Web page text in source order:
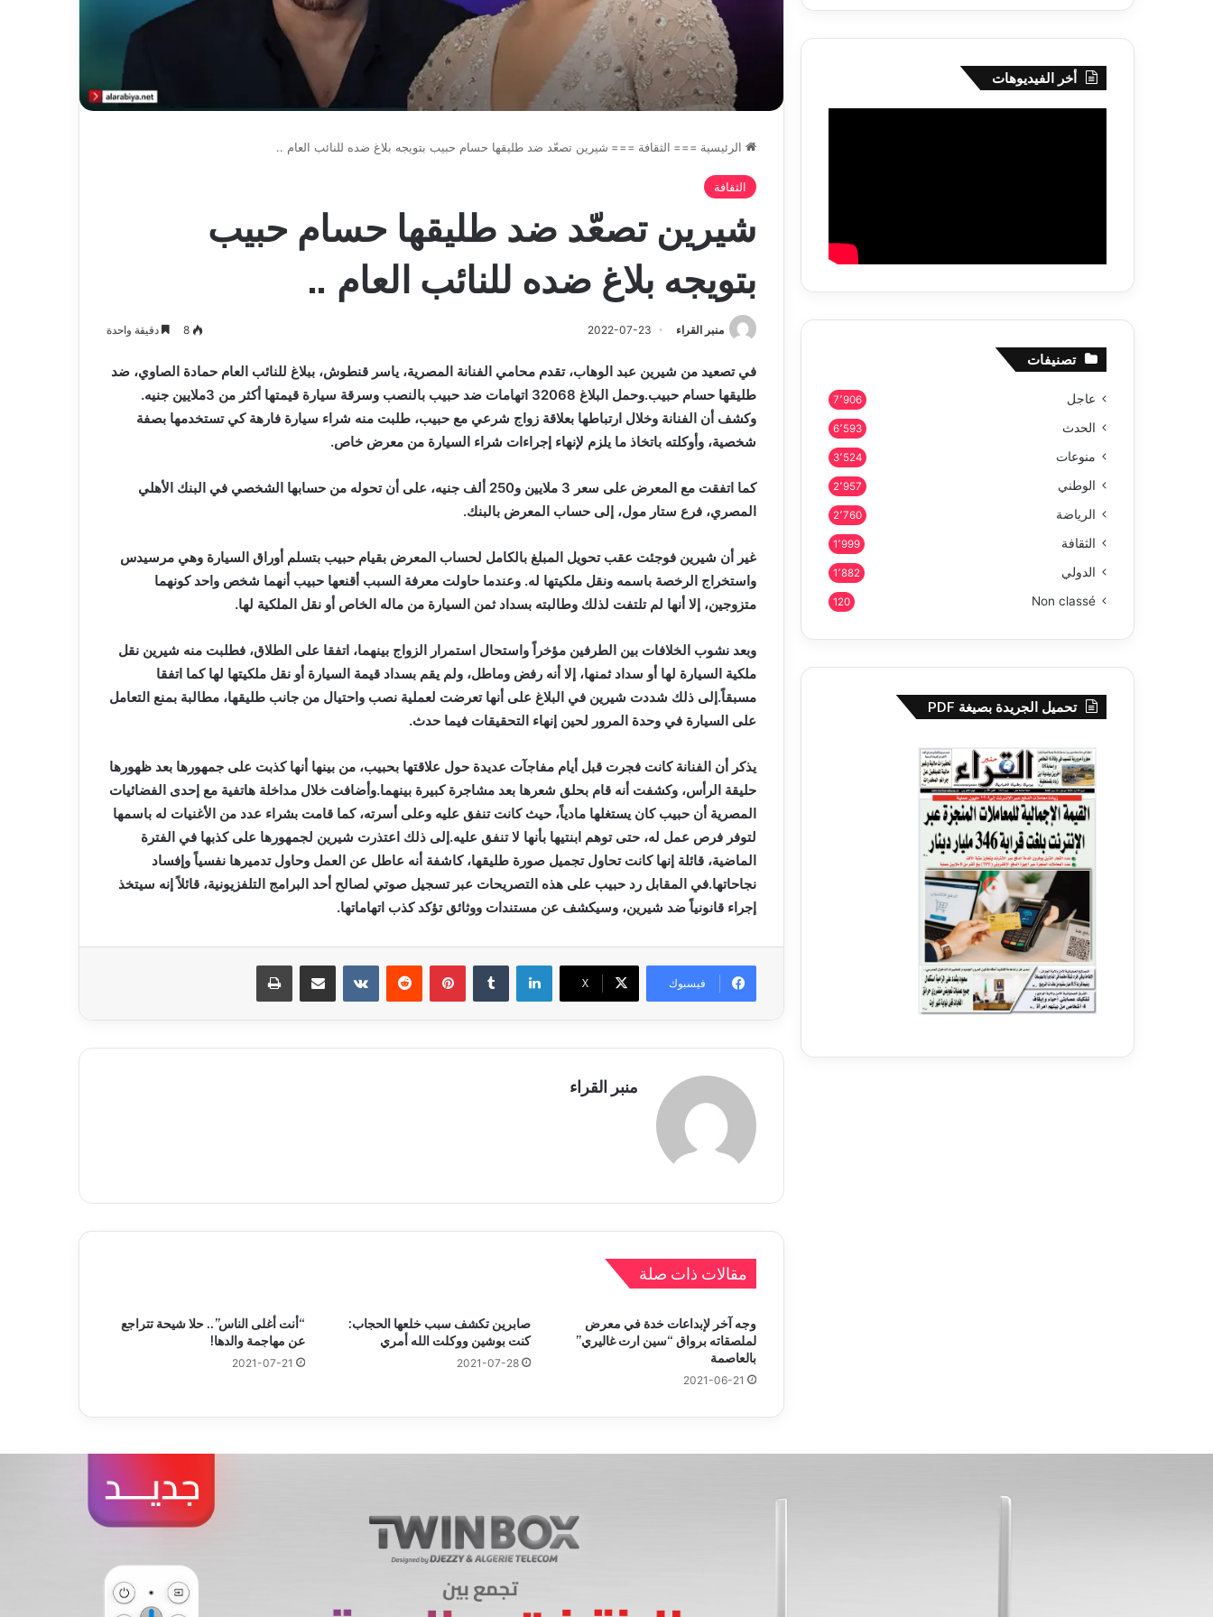
الرئيسية === الثقافة === شيرين تصعّد ضد طليقها حسام حبيب بتويجه بلاغ ضده للنائب العام ..
الثقافة
شيرين تصعّد ضد طليقها حسام حبيب
بتويجه بلاغ ضده للنائب العام ..
منبر القراء 2022-07-23
8 دقيقة واحدة
في تصعيد من شيرين عبد الوهاب، تقدم محامي الفنانة المصرية، ياسر قنطوش، ببلاغ للنائب العام حمادة الصاوي، ضد
طليقها حسام حبيب.وحمل البلاغ 32068 اتهامات ضد حبيب بالنصب وسرقة سيارة قيمتها أكثر من 3ملايين جنيه.
وكشف أن الفنانة وخلال ارتباطها بعلاقة زواج شرعي مع حبيب، طلبت منه شراء سيارة فارهة كي تستخدمها بصفة
شخصية، وأوكلته باتخاذ ما يلزم لإنهاء إجراءات شراء السيارة من معرض خاص.
كما اتفقت مع المعرض على سعر 3 ملايين و250 ألف جنيه، على أن تحوله من حسابها الشخصي في البنك الأهلي
المصري، فرع ستار مول، إلى حساب المعرض بالبنك.
غير أن شيرين فوجئت عقب تحويل المبلغ بالكامل لحساب المعرض بقيام حبيب بتسلم أوراق السيارة وهي مرسيدس
واستخراج الرخصة باسمه ونقل ملكيتها له. وعندما حاولت معرفة السبب أقنعها حبيب أنهما شخص واحد كونهما
متزوجين، إلا أنها لم تلتفت لذلك وطالبته بسداد ثمن السيارة من ماله الخاص أو نقل الملكية لها.
وبعد نشوب الخلافات بين الطرفين مؤخراً واستحال استمرار الزواج بينهما، اتفقا على الطلاق، فطلبت منه شيرين نقل
ملكية السيارة لها أو سداد ثمنها، إلا أنه رفض وماطل، ولم يقم بسداد قيمة السيارة أو نقل ملكيتها لها كما اتفقا
مسبقاً.إلى ذلك شددت شيرين في البلاغ على أنها تعرضت لعملية نصب واحتيال من جانب طليقها، مطالبة بمنع التعامل
على السيارة في وحدة المرور لحين إنهاء التحقيقات فيما حدث.
يذكر أن الفنانة كانت فجرت قبل أيام مفاجآت عديدة حول علاقتها بحبيب، من بينها أنها كذبت على جمهورها بعد ظهورها
حليقة الرأس، وكشفت أنه قام بحلق شعرها بعد مشاجرة كبيرة بينهما.وأضافت خلال مداخلة هاتفية مع إحدى الفضائيات
المصرية أن حبيب كان يستغلها مادياً، حيث كانت تنفق عليه وعلى أسرته، كما قامت بشراء عدد من الأغنيات له باسمها
لتوفر فرص عمل له، حتى توهم ابنتيها بأنها لا تنفق عليه.إلى ذلك اعتذرت شيرين لجمهورها على كذبها في الفترة
الماضية، قائلة إنها كانت تحاول تجميل صورة طليقها، كاشفة أنه عاطل عن العمل وحاول تدميرها نفسياً وإفساد
نجاحاتها.في المقابل رد حبيب على هذه التصريحات عبر تسجيل صوتي لصالح أحد البرامج التلفزيونية، قائلاً إنه سيتخذ
إجراء قانونياً ضد شيرين، وسيكشف عن مستندات ووثائق تؤكد كذب اتهاماتها.
فيسبوك X
لينكدإن بينتيريست مشاركة عبر البريد
منبر القراء
مقالات ذات صلة
وجه آخر لإبداعات خدة في معرض
لملصقاته برواق “سين ارت غاليري”
بالعاصمة
2021-06-21
صابرين تكشف سبب خلعها الحجاب:
كنت بوشين ووكلت الله أمري
2021-07-28
“أنت أغلى الناس”.. حلا شيحة تتراجع
عن مهاجمة والدها!
2021-07-21
أخر الفيديوهات
تصنيفات
عاجل 7٬906
الحدث 6٬593
منوعات 3٬524
الوطني 2٬957
الرياضة 2٬760
الثقافة 1٬999
الدولي 1٬882
Non classé
120
تحميل الجريدة بصيغة PDF